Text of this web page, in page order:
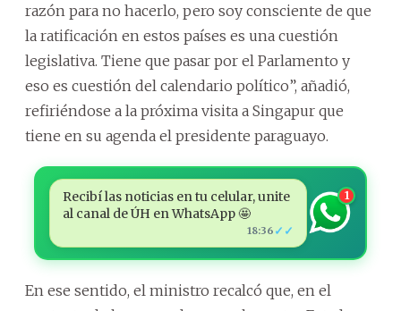
razón para no hacerlo, pero soy consciente de que
la ratificación en estos países es una cuestión
legislativa. Tiene que pasar por el Parlamento y
eso es cuestión del calendario político”, añadió,
refiriéndose a la próxima visita a Singapur que
tiene en su agenda el presidente paraguayo.
Recibí las noticias en tu celular, unite
al canal de ÚH en WhatsApp 🤩
18:36 ✓✓
1
En ese sentido, el ministro recalcó que, en el